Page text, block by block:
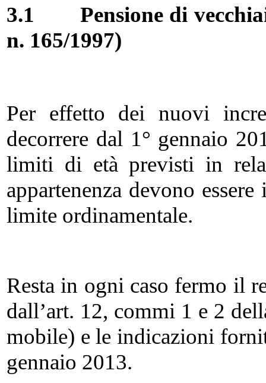
3.1 Pensione di
n. 165/1997)
Per effetto dei nuovi
decorrere dal 1° gennaio
limiti di età previsti in
appartenenza devono
limite ordinamentale.
Resta in ogni caso fermo il
dall’art. 12, commi 1 e 2
mobile) e le indicazioni
gennaio 2013.